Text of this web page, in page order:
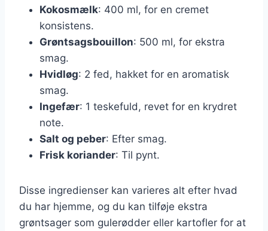
Kokosmælk: 400 ml, for en cremet
konsistens.
Grøntsagsbouillon: 500 ml, for ekstra
smag.
Hvidløg: 2 fed, hakket for en aromatisk
smag.
Ingefær: 1 teskefuld, revet for en krydret
note.
Salt og peber: Efter smag.
Frisk koriander: Til pynt.
Disse ingredienser kan varieres alt efter hvad
du har hjemme, og du kan tilføje ekstra
grøntsager som gulerødder eller kartofler for at